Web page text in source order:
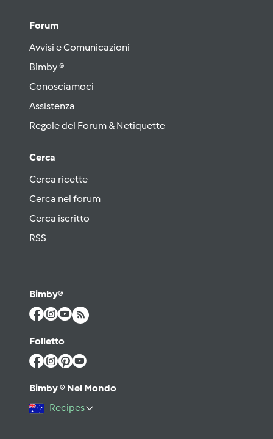
Forum
Avvisi e Comunicazioni
Bimby ®
Conosciamoci
Assistenza
Regole del Forum & Netiquette
Cerca
Cerca ricette
Cerca nel forum
Cerca iscritto
RSS
Bimby®
Folletto
Bimby ® Nel Mondo
Recipes